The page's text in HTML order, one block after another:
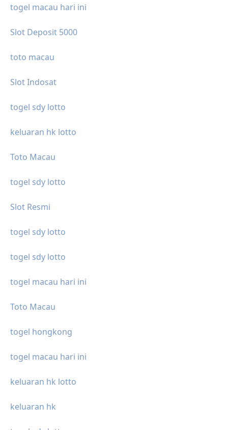
togel macau hari ini
Slot Deposit 5000
toto macau
Slot Indosat
togel sdy lotto
keluaran hk lotto
Toto Macau
togel sdy lotto
Slot Resmi
togel sdy lotto
togel sdy lotto
togel macau hari ini
Toto Macau
togel hongkong
togel macau hari ini
keluaran hk lotto
keluaran hk